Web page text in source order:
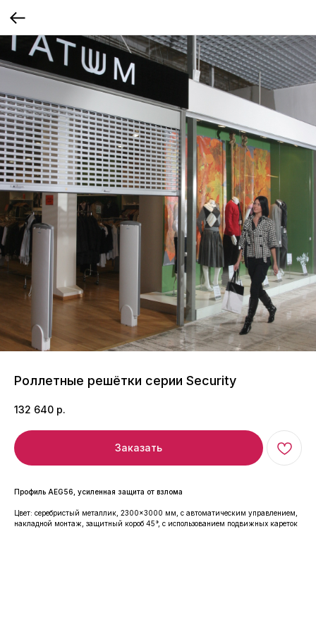
Роллетные решётки серии Security
132 640 р.
Заказать
Профиль AEG56, усиленная защита от взлома
Цвет: серебристый металлик, 2300×3000 мм, с автоматическим управлением,
накладной монтаж, защитный короб 45°, с использованием подвижных кареток